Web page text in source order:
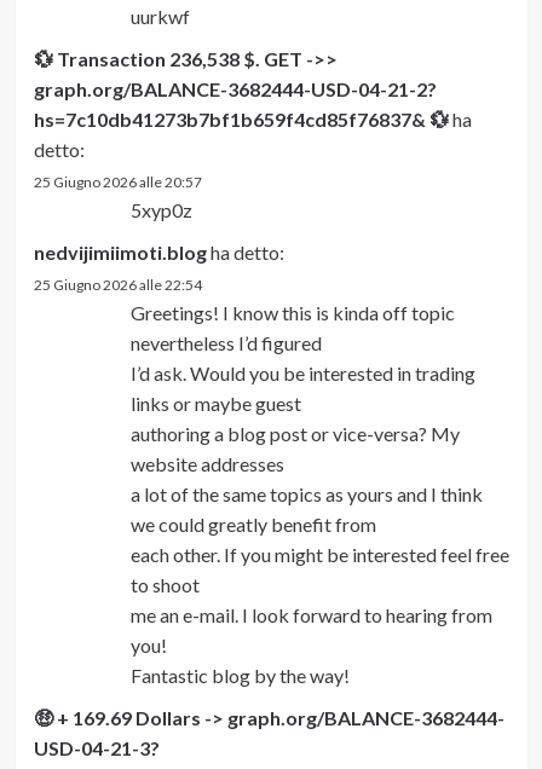
uurkwf
💱 Transaction 236,538 $. GET ->>
graph.org/BALANCE-3682444-USD-04-21-2?
hs=7c10db41273b7bf1b659f4cd85f76837& 💱ha
detto:
25 Giugno 2026 alle 20:57
5xyp0z
nedvijimiimoti.blogha detto:
25 Giugno 2026 alle 22:54
Greetings! I know this is kinda off topic
nevertheless I’d figured
I’d ask. Would you be interested in trading
links or maybe guest
authoring a blog post or vice-versa? My
website addresses
a lot of the same topics as yours and I think
we could greatly benefit from
each other. If you might be interested feel free
to shoot
me an e-mail. I look forward to hearing from
you!
Fantastic blog by the way!
🤑 + 169.69 Dollars -> graph.org/BALANCE-3682444-
USD-04-21-3?